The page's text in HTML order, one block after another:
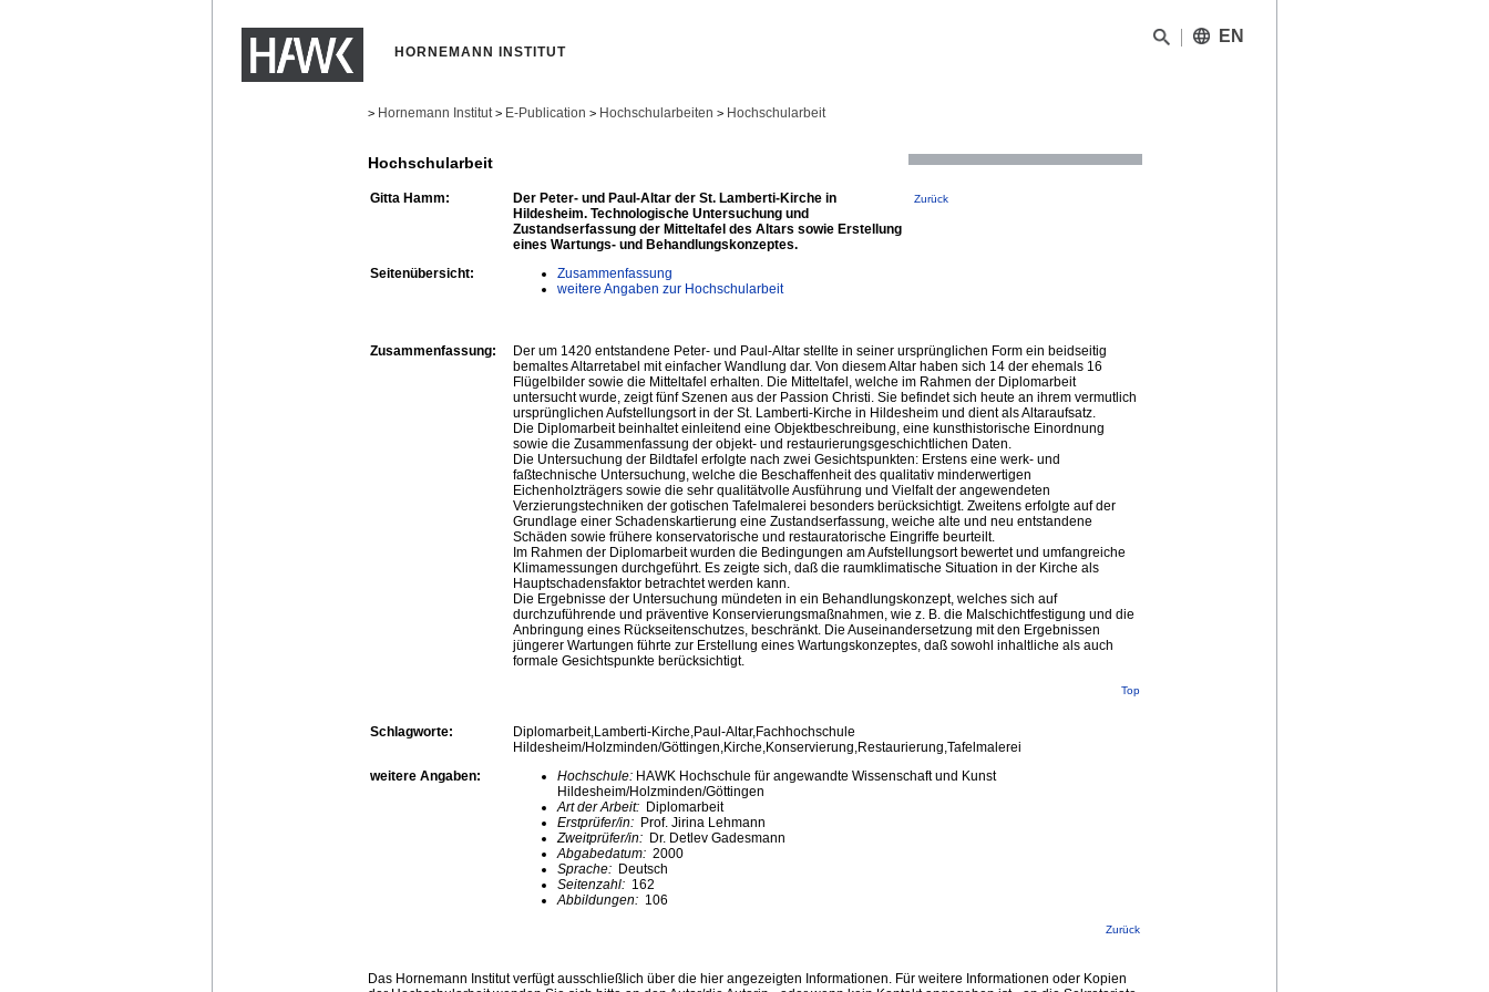
HORNEMANN INSTITUT
EN
> Hornemann Institut > E-Publication > Hochschularbeiten > Hochschularbeit
Hochschularbeit
Gitta Hamm:
Der Peter- und Paul-Altar der St. Lamberti-Kirche in
Hildesheim. Technologische Untersuchung und
Zustandserfassung der Mitteltafel des Altars sowie Erstellung
eines Wartungs- und Behandlungskonzeptes.
Zurück
Seitenübersicht:
Zusammenfassung
weitere Angaben zur Hochschularbeit
Zusammenfassung:
Der um 1420 entstandene Peter- und Paul-Altar stellte in seiner ursprünglichen Form ein beidseitig
bemaltes Altarretabel mit einfacher Wandlung dar. Von diesem Altar haben sich 14 der ehemals 16
Flügelbilder sowie die Mitteltafel erhalten. Die Mitteltafel, welche im Rahmen der Diplomarbeit
untersucht wurde, zeigt fünf Szenen aus der Passion Christi. Sie befindet sich heute an ihrem vermutlich
ursprünglichen Aufstellungsort in der St. Lamberti-Kirche in Hildesheim und dient als Altaraufsatz.
Die Diplomarbeit beinhaltet einleitend eine Objektbeschreibung, eine kunsthistorische Einordnung
sowie die Zusammenfassung der objekt- und restaurierungsgeschichtlichen Daten.
Die Untersuchung der Bildtafel erfolgte nach zwei Gesichtspunkten: Erstens eine werk- und
faßtechnische Untersuchung, welche die Beschaffenheit des qualitativ minderwertigen
Eichenholzträgers sowie die sehr qualitätvolle Ausführung und Vielfalt der angewendeten
Verzierungstechniken der gotischen Tafelmalerei besonders berücksichtigt. Zweitens erfolgte auf der
Grundlage einer Schadenskartierung eine Zustandserfassung, weiche alte und neu entstandene
Schäden sowie frühere konservatorische und restauratorische Eingriffe beurteilt.
Im Rahmen der Diplomarbeit wurden die Bedingungen am Aufstellungsort bewertet und umfangreiche
Klimamessungen durchgeführt. Es zeigte sich, daß die raumklimatische Situation in der Kirche als
Hauptschadensfaktor betrachtet werden kann.
Die Ergebnisse der Untersuchung mündeten in ein Behandlungskonzept, welches sich auf
durchzuführende und präventive Konservierungsmaßnahmen, wie z. B. die Malschichtfestigung und die
Anbringung eines Rückseitenschutzes, beschränkt. Die Auseinandersetzung mit den Ergebnissen
jüngerer Wartungen führte zur Erstellung eines Wartungskonzeptes, daß sowohl inhaltliche als auch
formale Gesichtspunkte berücksichtigt.
Top
Schlagworte:
Diplomarbeit,Lamberti-Kirche,Paul-Altar,Fachhochschule
Hildesheim/Holzminden/Göttingen,Kirche,Konservierung,Restaurierung,Tafelmalerei
weitere Angaben:
Hochschule: HAWK Hochschule für angewandte Wissenschaft und Kunst
Hildesheim/Holzminden/Göttingen
Art der Arbeit: Diplomarbeit
Erstprüfer/in: Prof. Jirina Lehmann
Zweitprüfer/in: Dr. Detlev Gadesmann
Abgabedatum: 2000
Sprache: Deutsch
Seitenzahl: 162
Abbildungen: 106
Zurück
Das Hornemann Institut verfügt ausschließlich über die hier angezeigten Informationen. Für weitere Informationen oder Kopien